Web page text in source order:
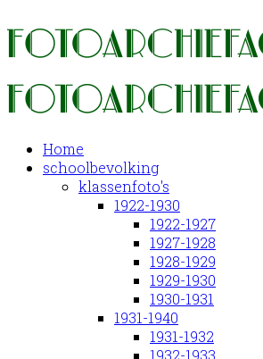
Home
schoolbevolking
klassenfoto's
1922-1930
1922-1927
1927-1928
1928-1929
1929-1930
1930-1931
1931-1940
1931-1932
1932-1933